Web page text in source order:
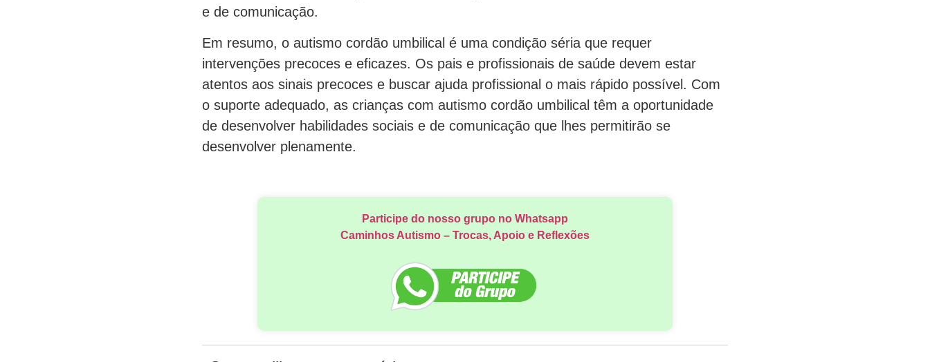
e de comunicação.
Em resumo, o autismo cordão umbilical é uma condição séria que requer
intervenções precoces e eficazes. Os pais e profissionais de saúde devem estar
atentos aos sinais precoces e buscar ajuda profissional o mais rápido possível. Com
o suporte adequado, as crianças com autismo cordão umbilical têm a oportunidade
de desenvolver habilidades sociais e de comunicação que lhes permitirão se
desenvolver plenamente.
Participe do nosso grupo no Whatsapp
Caminhos Autismo – Trocas, Apoio e Reflexões